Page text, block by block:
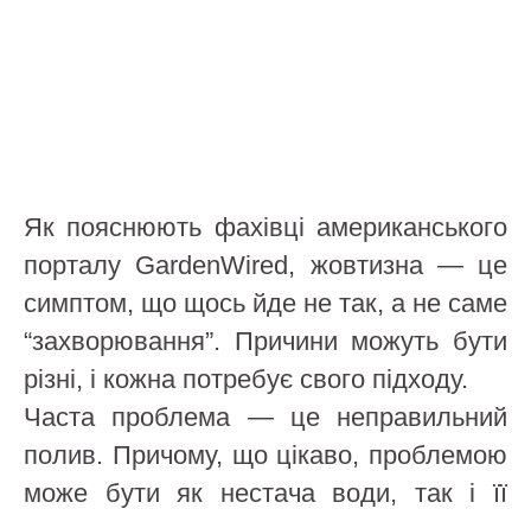
Як пояснюють фахівці американського
порталу GardenWired, жовтизна — це
симптом, що щось йде не так, а не саме
“захворювання”. Причини можуть бути
різні, і кожна потребує свого підходу.
Часта проблема — це неправильний
полив. Причому, що цікаво, проблемою
може бути як нестача води, так і її